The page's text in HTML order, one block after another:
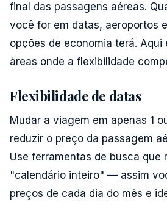
final das passagens aéreas.
você for em datas, aeroportos
opções de economia terá. Aqui
áreas onde a flexibilidade
Flexibilidade de datas
Mudar a viagem em apenas 1
reduzir o preço da passagem
Use ferramentas de busca que
"calendário inteiro" — assim
preços de cada dia do mês e